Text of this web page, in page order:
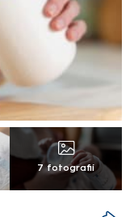
7 fotografií